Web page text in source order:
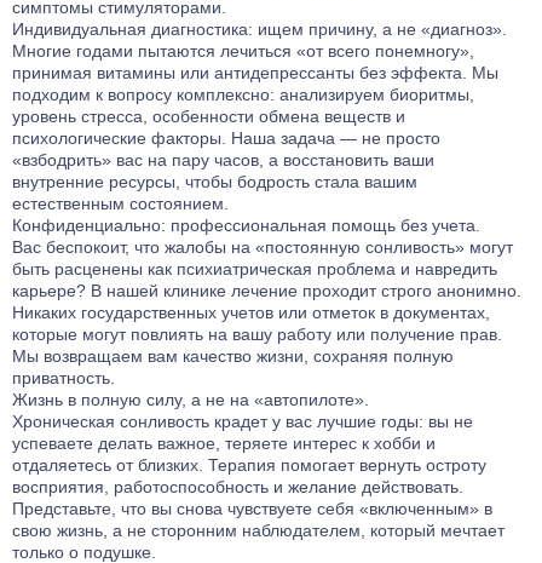
Лечение от ЛСД
Лечение от Мефедрона
Лечение от Лирики
Лечение от Экстази
Лечение от Фенозепама
Лечение от Бутирата
Лечение от Кокаина
Лечение от Героина
Консультация нарколога
Лечение от Дезоморфина
Лечение от Кетамина
Лечение от Опиума
Лечение от Фенобарбитала
Лечение от Эфедрина
Лечение от Трамадола
Лечение от Метадона
Лечение наркомании гипнозом
Лечение от Габапентина
Кодирование Агломиналом
Электроимпульсная терапия
Кодирование Током
Кодирование Селинкро
Кодирование Колме
Кодирование SITMST
Алкоблокада
Кодирование Актоплекс
Кодирование от курения
Кодирование на 6 месяцев
Кодирование на 1 год
Компьютерное кодирование
Лечение биполярного расстройства
Лечение панических атак
Лечение раздражительности
Лечение ПТСР
Лечение гиперактивности
Лечение деменции
Лечение дистимии
Лечение энуреза
Лечение мигрени
Лечение неврастении
Лечение гипомании
Лечение психопатии
Лечение энкопреза
Лечение СДВГ
Лечение социопатии
Лечениедетских неврозов
Лечение булимии
симптомы стимуляторами.
Индивидуальная диагностика: ищем причину, а не «диагноз».
Многие годами пытаются лечиться «от всего понемногу»,
принимая витамины или антидепрессанты без эффекта. Мы
подходим к вопросу комплексно: анализируем биоритмы,
уровень стресса, особенности обмена веществ и
психологические факторы. Наша задача — не просто
«взбодрить» вас на пару часов, а восстановить ваши
внутренние ресурсы, чтобы бодрость стала вашим
естественным состоянием.
Конфиденциально: профессиональная помощь без учета.
Вас беспокоит, что жалобы на «постоянную сонливость» могут
быть расценены как психиатрическая проблема и навредить
карьере? В нашей клинике лечение проходит строго анонимно.
Никаких государственных учетов или отметок в документах,
которые могут повлиять на вашу работу или получение прав.
Мы возвращаем вам качество жизни, сохраняя полную
приватность.
Жизнь в полную силу, а не на «автопилоте».
Хроническая сонливость крадет у вас лучшие годы: вы не
успеваете делать важное, теряете интерес к хобби и
отдаляетесь от близких. Терапия помогает вернуть остроту
восприятия, работоспособность и желание действовать.
Представьте, что вы снова чувствуете себя «включенным» в
свою жизнь, а не сторонним наблюдателем, который мечтает
только о подушке.